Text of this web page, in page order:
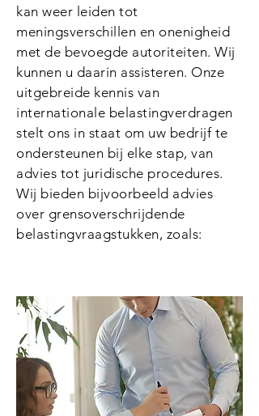
kan weer leiden tot
meningsverschillen en onenigheid
met de bevoegde autoriteiten. Wij
kunnen u daarin assisteren. Onze
uitgebreide kennis van
internationale belastingverdragen
stelt ons in staat om uw bedrijf te
ondersteunen bij elke stap, van
advies tot juridische procedures.
Wij bieden bijvoorbeeld advies
over grensoverschrijdende
belastingvraagstukken, zoals:​